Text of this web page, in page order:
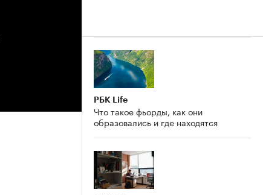
РБК Life
Что такое фьорды, как они
образовались и где находятся